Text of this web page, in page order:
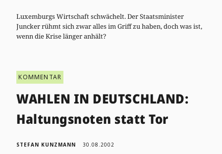
Luxemburgs Wirtschaft schwächelt. Der Staatsminister
Juncker rühmt sich zwar alles im Griff zu haben, doch was ist,
wenn die Krise länger anhält?
KOMMENTAR
WAHLEN IN DEUTSCHLAND:
Haltungsnoten statt Tor
STEFAN KUNZMANN 30.08.2002